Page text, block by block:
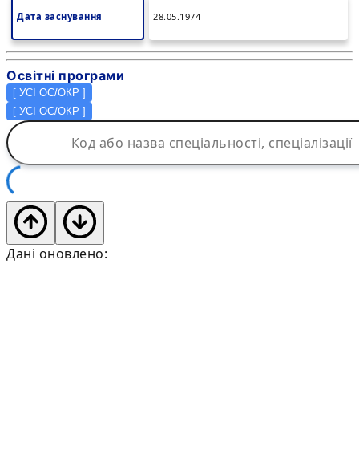
Дата заснування 28.05.1974
Освітні програми
[ УСІ ОС/ОКР ]
[ УСІ ОС/ОКР ]
Дані оновлено: